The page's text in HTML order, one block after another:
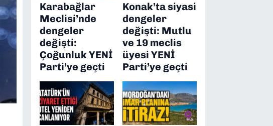
Karabağlar
Meclisi’nde
dengeler
değişti:
Çoğunluk YENİ
Parti’ye geçti
Konak’ta siyasi
dengeler
değişti: Mutlu
ve 19 meclis
üyesi YENİ
Parti’ye geçti